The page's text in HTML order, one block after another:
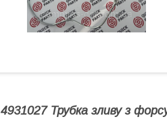
4931027 Трубка зливу з